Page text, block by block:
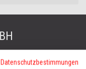
Datenschutzbestimmungen